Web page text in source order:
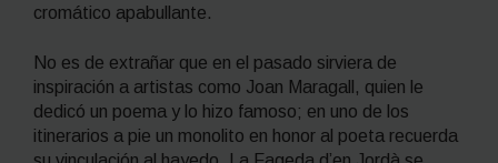
cromático apabullante.
No es de extrañar que en el pasado sirviera de
inspiración a artistas como Joan Maragall, quien le
dedicó un poema y lo hizo famoso; en uno de los
itinerarios a pie un monolito en honor al poeta recuerda